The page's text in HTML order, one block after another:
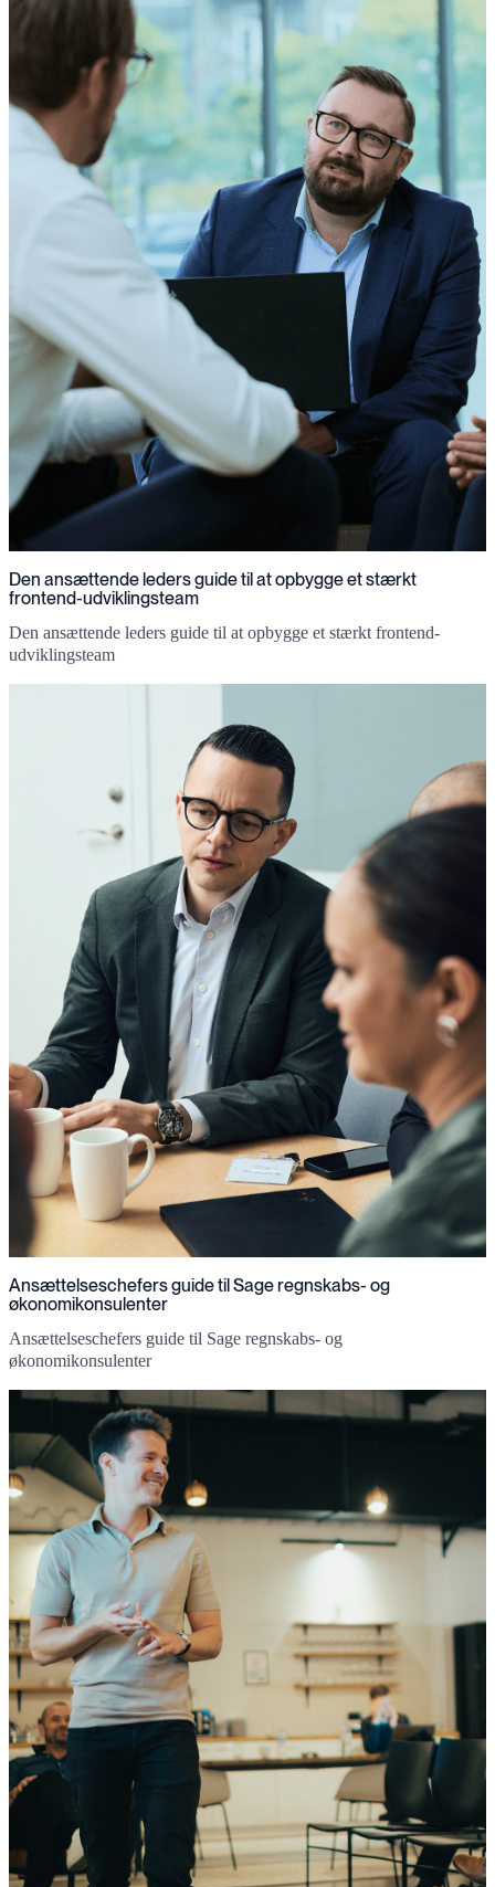
Den ansættende leders guide til at opbygge et stærkt
frontend-udviklingsteam
Den ansættende leders guide til at opbygge et stærkt frontend-
udviklingsteam
Ansættelseschefers guide til Sage regnskabs- og
økonomikonsulenter
Ansættelseschefers guide til Sage regnskabs- og
økonomikonsulenter